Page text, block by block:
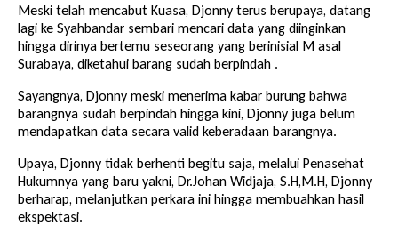
Meski telah mencabut Kuasa, Djonny terus berupaya, datang
lagi ke Syahbandar sembari mencari data yang diinginkan
hingga dirinya bertemu seseorang yang berinisial M asal
Surabaya, diketahui barang sudah berpindah .
Sayangnya, Djonny meski menerima kabar burung bahwa
barangnya sudah berpindah hingga kini, Djonny juga belum
mendapatkan data secara valid keberadaan barangnya.
Upaya, Djonny tidak berhenti begitu saja, melalui Penasehat
Hukumnya yang baru yakni, Dr.Johan Widjaja, S.H,M.H, Djonny
berharap, melanjutkan perkara ini hingga membuahkan hasil
ekspektasi.